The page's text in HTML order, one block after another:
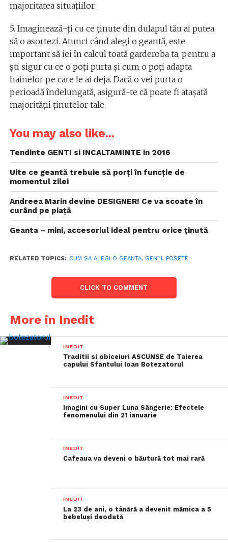
majoritatea situațiilor.
5. Imaginează-ți cu ce ținute din dulapul tău ai putea
să o asortezi. Atunci când alegi o geantă, este
important să iei în calcul toată garderoba ta, pentru a
ști sigur cu ce o poți purta și cum o poți adapta
hainelor pe care le ai deja. Dacă o vei purta o
perioadă îndelungată, asigură-te că poate fi atașată
majorității ținutelor tale.
You may also like...
Tendinte GENTI si INCALTAMINTE in 2016
Uite ce geantă trebuie să porți în funcție de
momentul zilei
Andreea Marin devine DESIGNER! Ce va scoate în
curând pe piață
Geanta – mini, accesoriul ideal pentru orice ţinută
RELATED TOPICS: CUM SA ALEGI O GEANTA, GENȚI, POSETE
CLICK TO COMMENT
More in Inedit
INEDIT
Traditii si obiceiuri ASCUNSE de Taierea
capului Sfantului Ioan Botezatorul
INEDIT
Imagini cu Super Luna Sângerie: Efectele
fenomenului din 21 ianuarie
INEDIT
Cafeaua va deveni o băutură tot mai rară
INEDIT
La 23 de ani, o tânără a devenit mămica a 5
bebeluși deodată